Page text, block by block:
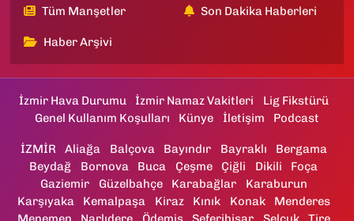
Tüm Manşetler Son Dakika Haberleri
Haber Arşivi
İzmir Hava Durumu İzmir Namaz Vakitleri
Lig Fikstürü
Genel Kullanım Koşulları
Künye İletişim Podcast
İZMİR Aliağa Balçova Bayındır Bayraklı
Bergama
Beydağ
Bornova Buca Çeşme Çiğli Dikili
Foça
Gaziemir
Güzelbahçe Karabağlar
Karaburun
Karşıyaka
Kemalpaşa Kiraz Kınık Konak
Menderes